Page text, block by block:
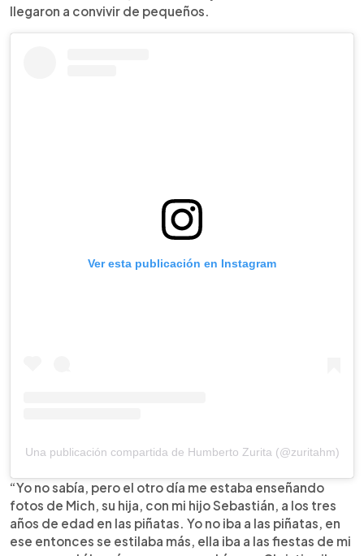
llegaron a convivir de pequeños.
Ver esta publicación en Instagram
Una publicación compartida de Humberto Zurita (@zuritahm)
“Yo no sabía, pero el otro día me estaba enseñando
fotos de Mich, su hija, con mi hijo Sebastián, a los tres
años de edad en las piñatas. Yo no iba a las piñatas, en
ese entonces se estilaba más, ella iba a las fiestas de mi